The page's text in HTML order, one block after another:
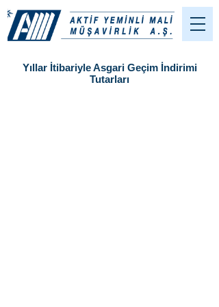
Yıllar İtibariyle Asgari Geçim İndirimi
Tutarları